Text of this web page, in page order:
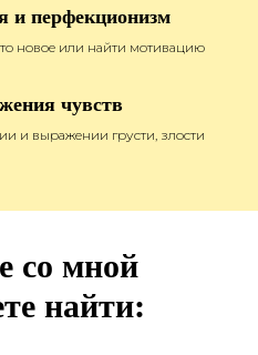
и перфекционизм
то новое или найти мотивацию
чувств
и выражении грусти, злости
со мной
найти: